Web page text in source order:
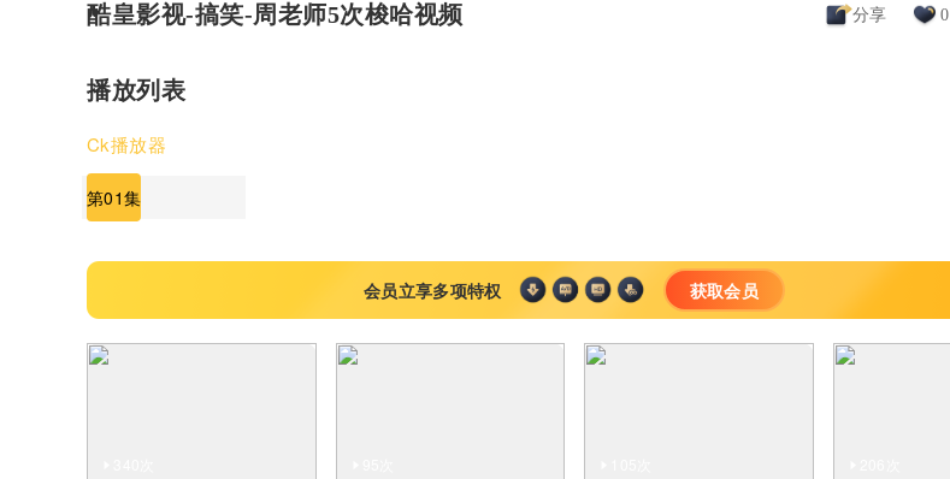
酷皇影视-搞笑-周老师5次梭哈视频 分享 0
播放列表
Ck播放器
第01集
会员立享多项特权 获取会员